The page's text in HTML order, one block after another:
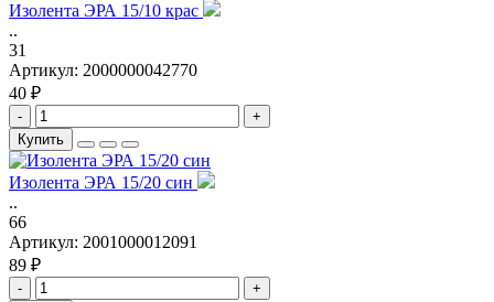
Изолента ЭРА 15/10 крас
..
31
Артикул: 2000000042770
40 ₽
-
+
Купить
Изолента ЭРА 15/20 син
..
66
Артикул: 2001000012091
89 ₽
-
+